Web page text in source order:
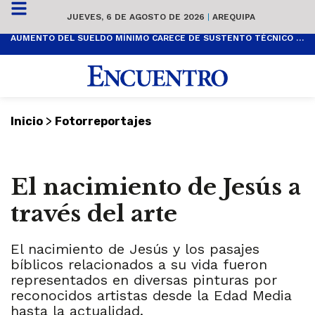
JUEVES, 6 DE AGOSTO DE 2026 | AREQUIPA
AUMENTO DEL SUELDO MÍNIMO CARECE DE SUSTENTO TÉCNICO Y ES POPULISTA
Inicio > Fotorreportajes
El nacimiento de Jesús a
través del arte
El nacimiento de Jesús y los pasajes
bíblicos relacionados a su vida fueron
representados en diversas pinturas por
reconocidos artistas desde la Edad Media
hasta la actualidad.